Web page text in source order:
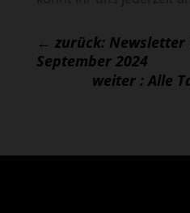
← zurück: Newsletter
September 2024
weiter : Alle